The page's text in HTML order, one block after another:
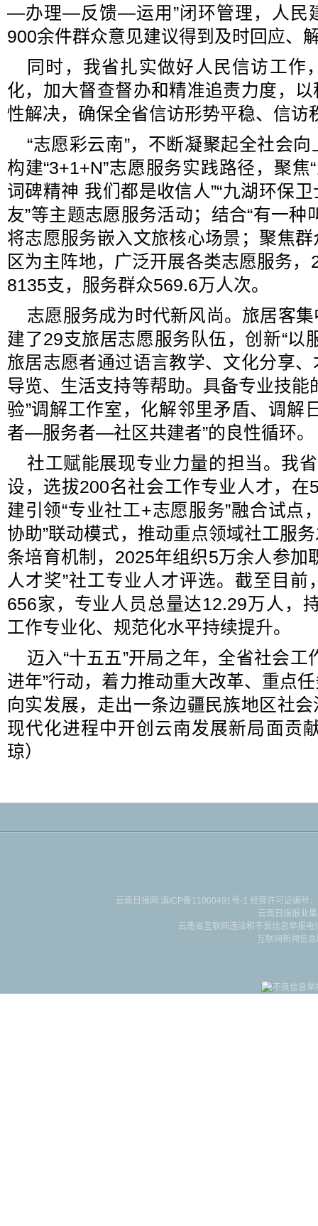
—办理—反馈—运用”闭环管理，人民
900余件群众意见建议得到及时回应、
同时，我省扎实做好人民信访工作
化，加大督查督办和精准追责力度，
性解决，确保全省信访形势平稳、信访
“志愿彩云南”，不断凝聚起全社会
构建“3+1+N”志愿服务实践路径，聚焦
词碑精神 我们都是收信人”“九湖环保卫
友”等主题志愿服务活动；结合“有一种
将志愿服务嵌入文旅核心场景；聚焦
区为主阵地，广泛开展各类志愿服务
8135支，服务群众569.6万人次。
志愿服务成为时代新风尚。旅居客
建了29支旅居志愿服务队伍，创新“以
旅居志愿者通过语言教学、文化分享
导览、生活支持等帮助。具备专业技能
验”调解工作室，化解邻里矛盾、调解
者—服务者—社区共建者”的良性循环。
社工赋能展现专业力量的担当。我
设，选拔200名社会工作专业人才，在
建引领“专业社工+志愿服务”融合试点
协助”联动模式，推动重点领域社工服
条培育机制，2025年组织5万余人参加
人才奖”社工专业人才评选。截至目
656家，专业人员总量达12.29万人，
工作专业化、规范化水平持续提升。
迈入“十五五”开局之年，全省社会工
进年”行动，着力推动重大改革、重点
向实发展，走出一条边疆民族地区社
现代化进程中开创云南发展新局面贡
琼）
云南日报网 滇ICP备11000491号-1 经营许可证编号
云南日报报业
云南省互联网违法和不良信息举报
互联网新闻信